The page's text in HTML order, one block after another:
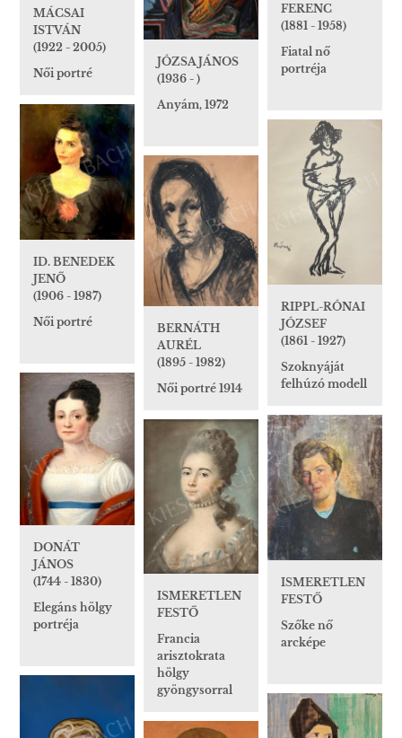
FERENC
(1881 - 1958)
Fiatal nő
portréja
JÓZSA JÁNOS
(1936 - )
Anyám, 1972
MÁCSAI
ISTVÁN
(1922 - 2005)
Női portré
ID. BENEDEK
JENŐ
(1906 - 1987)
Női portré
RIPPL-RÓNAI
JÓZSEF
(1861 - 1927)
Szoknyáját
felhúzó modell
BERNÁTH
AURÉL
(1895 - 1982)
Női portré 1914
DONÁT
JÁNOS
(1744 - 1830)
Elegáns hölgy
portréja
ISMERETLEN
FESTŐ
Szőke nő
arcképe
ISMERETLEN
FESTŐ
Francia
arisztokrata
hölgy
gyöngysorral